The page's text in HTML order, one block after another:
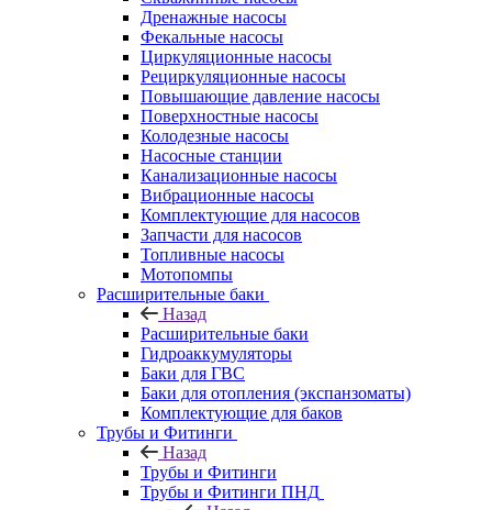
Дренажные насосы
Фекальные насосы
Циркуляционные насосы
Рециркуляционные насосы
Повышающие давление насосы
Поверхностные насосы
Колодезные насосы
Насосные станции
Канализационные насосы
Вибрационные насосы
Комплектующие для насосов
Запчасти для насосов
Топливные насосы
Мотопомпы
Расширительные баки
Назад
Расширительные баки
Гидроаккумуляторы
Баки для ГВС
Баки для отопления (экспанзоматы)
Комплектующие для баков
Трубы и Фитинги
Назад
Трубы и Фитинги
Трубы и Фитинги ПНД